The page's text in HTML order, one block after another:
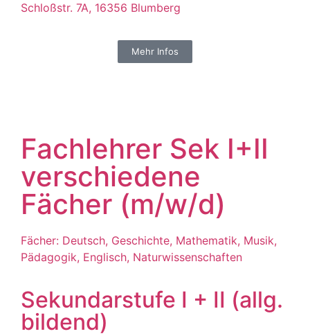
Schloßstr. 7A, 16356 Blumberg
Mehr Infos
Fachlehrer Sek I+II
verschiedene
Fächer (m/w/d)
Fächer: Deutsch, Geschichte, Mathematik, Musik,
Pädagogik, Englisch, Naturwissenschaften
Sekundarstufe I + II (allg.
bildend)